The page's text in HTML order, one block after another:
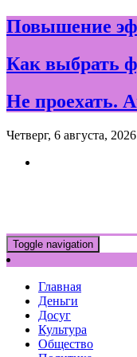
Skip
to
Повышение
Как выбрать
Не проехать.
Четверг, 6 августа, 2026
Toggle navigation
Главная
Деньги
Досуг
Культура
Общество